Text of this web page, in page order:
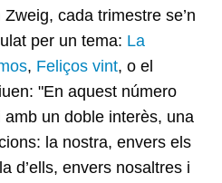
cada trimestre se’n
per un tema: La
, Feliços vint, o el
"En aquest número
un doble interès, una
la nostra, envers els
d’ells, envers nosaltres i